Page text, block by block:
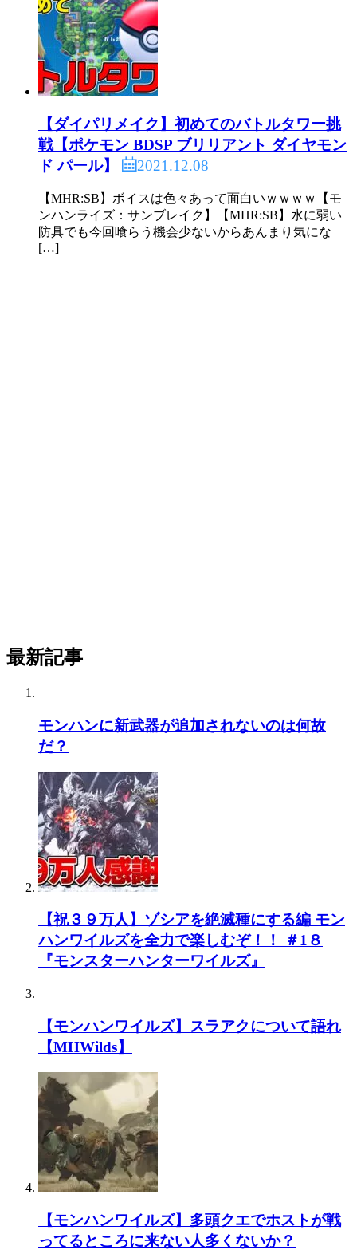
【ダイパリメイク】初めてのバトルタワー挑
戦【ポケモン BDSP ブリリアント ダイヤモン
ド パール】
2021.12.08
【MHR:SB】ボイスは色々あって面白いｗｗｗｗ【モ
ンハンライズ：サンブレイク】【MHR:SB】水に弱い
防具でも今回喰らう機会少ないからあんまり気にな
[…]
最新記事
モンハンに新武器が追加されないのは何故
だ？
【祝３９万人】ゾシアを絶滅種にする編 モン
ハンワイルズを全力で楽しむぞ！！ ＃1８
『モンスターハンターワイルズ』
【モンハンワイルズ】スラアクについて語れ
【MHWilds】
【モンハンワイルズ】多頭クエでホストが戦
ってるところに来ない人多くないか？